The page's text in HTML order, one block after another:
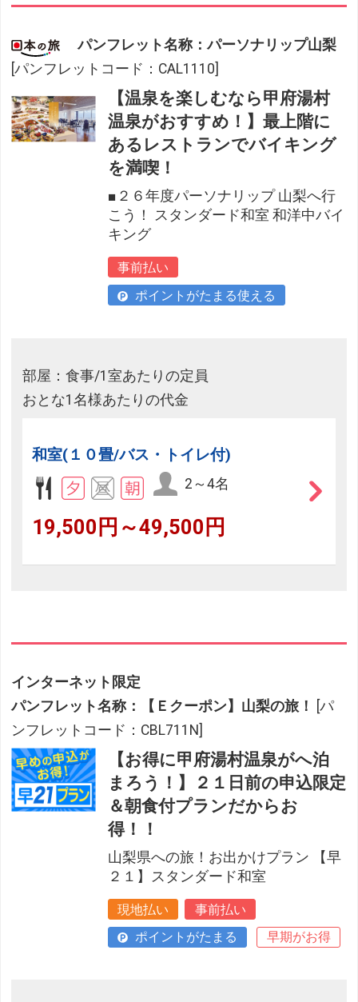
パンフレット名称：パーソナリップ山梨
[パンフレットコード：CAL1110]
【温泉を楽しむなら甲府湯村
温泉がおすすめ！】最上階に
あるレストランでバイキング
を満喫！
■２６年度パーソナリップ 山梨へ行
こう！ スタンダード和室 和洋中バイ
キング
事前払い
ポイントがたまる使える
部屋：食事/1室あたりの定員
おとな1名様あたりの代金
和室(１０畳/バス・トイレ付)
2～4名
19,500円～49,500円
インターネット限定
パンフレット名称：【Ｅクーポン】山梨の旅！
[パ
ンフレットコード：CBL711N]
【お得に甲府湯村温泉がへ泊
まろう！】２１日前の申込限定
＆朝食付プランだからお
得！！
山梨県への旅！お出かけプラン 【早
２１】スタンダード和室
現地払い
事前払い
ポイントがたまる
早期がお得